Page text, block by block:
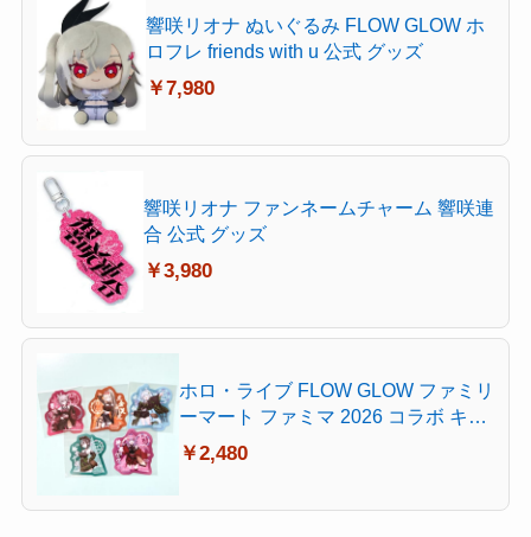
響咲リオナ ぬいぐるみ FLOW GLOW ホ
ロフレ friends with u 公式 グッズ
￥7,980
響咲リオナ ファンネームチャーム 響咲連
合 公式 グッズ
￥3,980
ホロ・ライブ FLOW GLOW ファミリ
ーマート ファミマ 2026 コラボ キャ
ンペーン 特典 ステッカー シール 全5
種セット 響咲リオナ 虎金妃笑虎 水
￥2,480